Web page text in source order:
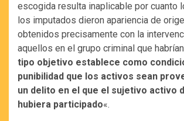
escogida resulta inaplicable por cuanto
los imputados dieron apariencia de
obtenidos precisamente con la
aquellos en el grupo criminal que
tipo objetivo establece como
punibilidad que los activos sean
un delito en el que el sujetivo activo
hubiera participado«.